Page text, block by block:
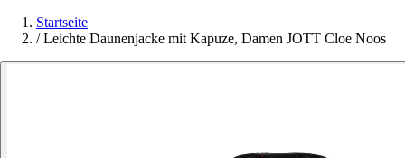
Startseite
/ Leichte Daunenjacke mit Kapuze, Damen JOTT Cloe Noos